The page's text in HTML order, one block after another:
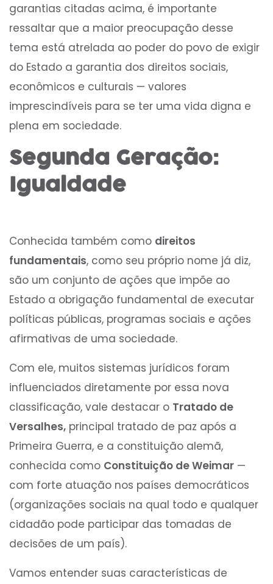
garantias citadas acima, é importante
ressaltar que a maior preocupação desse
tema está atrelada ao poder do povo de exigir
do Estado a garantia dos direitos sociais,
econômicos e culturais — valores
imprescindíveis para se ter uma vida digna e
plena em sociedade.
Segunda Geração:
Igualdade
Conhecida também como direitos
fundamentais, como seu próprio nome já diz,
são um conjunto de ações que impõe ao
Estado a obrigação fundamental de executar
políticas públicas, programas sociais e ações
afirmativas de uma sociedade.
Com ele, muitos sistemas jurídicos foram
influenciados diretamente por essa nova
classificação, vale destacar o Tratado de
Versalhes, principal tratado de paz após a
Primeira Guerra, e a constituição alemã,
conhecida como Constituição de Weimar —
com forte atuação nos países democráticos
(organizações sociais na qual todo e qualquer
cidadão pode participar das tomadas de
decisões de um país).
Vamos entender suas características de